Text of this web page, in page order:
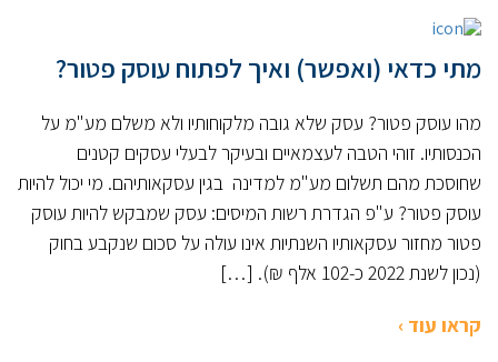
מתי כדאי (ואפשר) ואיך לפתוח עוסק פטור?
מהו עוסק פטור? עסק שלא גובה מלקוחותיו ולא משלם מע"מ על
הכנסותיו. זוהי הטבה לעצמאיים ובעיקר לבעלי עסקים קטנים
שחוסכת מהם תשלום מע"מ למדינה בגין עסקאותיהם. מי יכול להיות
עוסק פטור? ע"פ הגדרת רשות המיסים: עסק שמבקש להיות עוסק
פטור מחזור עסקאותיו השנתיות אינו עולה על סכום שנקבע בחוק
(נכון לשנת 2022 כ-102 אלף ₪). […]
קראו עוד ›